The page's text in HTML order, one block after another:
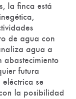
la finca está
de agua con
agua a
abastecimiento
futura
se
la posibilidad